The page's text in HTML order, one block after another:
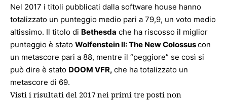
Nel 2017 i titoli pubblicati dalla software house hanno
totalizzato un punteggio medio pari a 79,9, un voto medio
altissimo. Il titolo di Bethesda che ha riscosso il miglior
punteggio è stato Wolfenstein II: The New Colossuscon
un metascore pari a 88, mentre il “peggiore” se così si
può dire è stato DOOM VFR, che ha totalizzato un
metascore di 69.
Visti i risultati del 2017 nei primi tre posti non